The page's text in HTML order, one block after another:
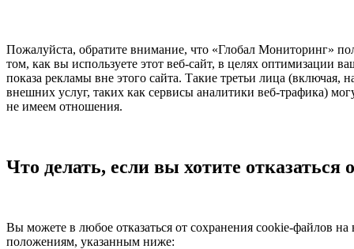
Пожалуйста, обратите внимание, что «Глобал Мониторинг»
том, как вы используете этот веб-сайт, в целях оптимизации
показа рекламы вне этого сайта. Такие третьи лица
внешних услуг, таких как сервисы аналитики веб-трафика)
не имеем отношения.
Что делать, если вы хотите
Вы можете в любое отказаться от сохранения cookie-файлов
положениям, указанным ниже: